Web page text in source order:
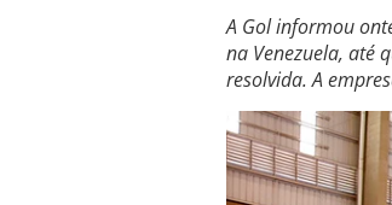
A Gol informou
na Venezuela, até
resolvida. A